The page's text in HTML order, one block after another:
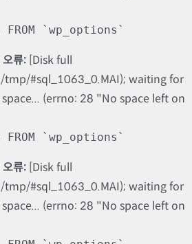
FROM `wp_options`
류: [Disk full
#sql_1063_0.MAI); waiting for
(errno: 28 "No space left on
FROM `wp_options`
류: [Disk full
#sql_1063_0.MAI); waiting for
(errno: 28 "No space left on